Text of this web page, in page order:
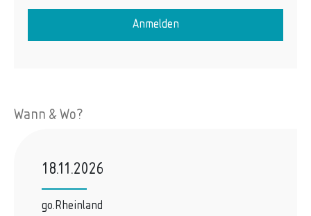
Anmelden
Wann & Wo?
18.11.2026
go.Rheinland